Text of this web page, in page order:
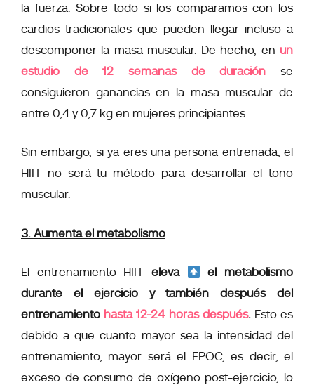
la fuerza. Sobre todo si los comparamos con los
cardios tradicionales que pueden llegar incluso a
descomponer la masa muscular. De hecho, en un
estudio de 12 semanas de duración se
consiguieron ganancias en la masa muscular de
entre 0,4 y 0,7 kg en mujeres principiantes.
Sin embargo, si ya eres una persona entrenada, el
HIIT no será tu método para desarrollar el tono
muscular.
3. Aumenta el metabolismo
El entrenamiento HIIT eleva
el metabolismo
durante el ejercicio y también después del
entrenamiento hasta 12-24 horas después.Esto es
debido a que cuanto mayor sea la intensidad del
entrenamiento, mayor será el EPOC, es decir, el
exceso de consumo de oxígeno post-ejercicio, lo